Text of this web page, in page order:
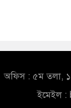
অফিস : ৫ম তলা,
ইমেইল :